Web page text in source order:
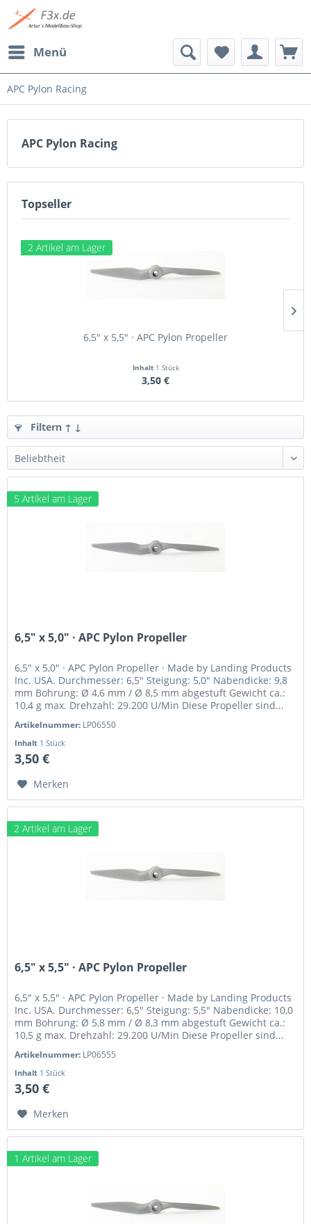
Menü
APC Pylon Racing
APC Pylon Racing
Topseller
2 Artikel am Lager
6,5" x 5,5" · APC Pylon Propeller
Inhalt 1 Stück
3,50 €
Filtern ↑ ↓
5 Artikel am Lager
6,5" x 5,0" · APC Pylon Propeller
6,5" x 5,0" · APC Pylon Propeller · Made by Landing Products
Inc. USA. Durchmesser: 6,5" Steigung: 5,0" Nabendicke: 9,8
mm Bohrung: Ø 4,6 mm / Ø 8,5 mm abgestuft Gewicht ca.:
10,4 g max. Drehzahl: 29.200 U/Min Diese Propeller sind...
Artikelnummer: LP06550
Inhalt 1 Stück
3,50 €
Merken
2 Artikel am Lager
6,5" x 5,5" · APC Pylon Propeller
6,5" x 5,5" · APC Pylon Propeller · Made by Landing Products
Inc. USA. Durchmesser: 6,5" Steigung: 5,5" Nabendicke: 10,0
mm Bohrung: Ø 5,8 mm / Ø 8,3 mm abgestuft Gewicht ca.:
10,5 g max. Drehzahl: 29.200 U/Min Diese Propeller sind...
Artikelnummer: LP06555
Inhalt 1 Stück
3,50 €
Merken
1 Artikel am Lager